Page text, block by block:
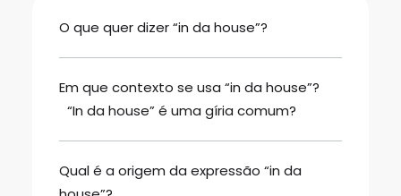
O que quer dizer “in da house”?
Em que contexto se usa “in da house”?
“In da house” é uma gíria comum?
Qual é a origem da expressão “in da